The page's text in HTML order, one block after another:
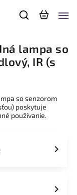
lampa so
IR (s
so senzorom
poskytuje
používanie.